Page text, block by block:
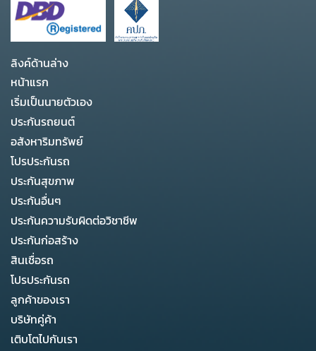
ลิงค์ด้านล่าง
หน้าแรก
เริ่มเป็นนายตัวเอง
ประกันรถยนต์
อสังหาริมทรัพย์
โปรประกันรถ
ประกันสุขภาพ
ประกันอื่นๆ
ประกันความรับผิดต่อวิชาชีพ
ประกันก่อสร้าง
สินเชื่อรถ
โปรประกันรถ
ลูกค้าของเรา
บริษัทคู่ค้า
เติบโตไปกับเรา